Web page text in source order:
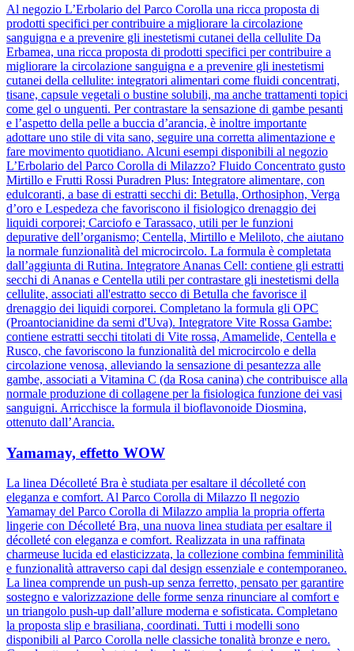
Al negozio L’Erbolario del Parco Corolla una ricca proposta di
prodotti specifici per contribuire a migliorare la circolazione
sanguigna e a prevenire gli inestetismi cutanei della cellulite Da
Erbamea, una ricca proposta di prodotti specifici per contribuire a
migliorare la circolazione sanguigna e a prevenire gli inestetismi
cutanei della cellulite: integratori alimentari come fluidi concentrati,
tisane, capsule vegetali o bustine solubili, ma anche trattamenti topici
come gel o unguenti. Per contrastare la sensazione di gambe pesanti
e l’aspetto della pelle a buccia d’arancia, è inoltre importante
adottare uno stile di vita sano, seguire una corretta alimentazione e
fare movimento quotidiano. Alcuni esempi disponibili al negozio
L’Erbolario del Parco Corolla di Milazzo? Fluido Concentrato gusto
Mirtillo e Frutti Rossi Puradren Plus: Integratore alimentare, con
edulcoranti, a base di estratti secchi di: Betulla, Orthosiphon, Verga
d’oro e Lespedeza che favoriscono il fisiologico drenaggio dei
liquidi corporei; Carciofo e Tarassaco, utili per le funzioni
depurative dell’organismo; Centella, Mirtillo e Meliloto, che aiutano
la normale funzionalità del microcircolo. La formula è completata
dall’aggiunta di Rutina. Integratore Ananas Cell: contiene gli estratti
secchi di Ananas e Centella utili per contrastare gli inestetismi della
cellulite, associati all'estratto secco di Betulla che favorisce il
drenaggio dei liquidi corporei. Completano la formula gli OPC
(Proantocianidine da semi d'Uva). Integratore Vite Rossa Gambe:
contiene estratti secchi titolati di Vite rossa, Amamelide, Centella e
Rusco, che favoriscono la funzionalità del microcircolo e della
circolazione venosa, alleviando la sensazione di pesantezza alle
gambe, associati a Vitamina C (da Rosa canina) che contribuisce alla
normale produzione di collagene per la fisiologica funzione dei vasi
sanguigni. Arricchisce la formula il bioflavonoide Diosmina,
ottenuto dall’Arancia.
Yamamay, effetto WOW
La linea Décolleté Bra è studiata per esaltare il décolleté con
eleganza e comfort. Al Parco Corolla di Milazzo Il negozio
Yamamay del Parco Corolla di Milazzo amplia la propria offerta
lingerie con Décolleté Bra, una nuova linea studiata per esaltare il
décolleté con eleganza e comfort. Realizzata in una raffinata
charmeuse lucida ed elasticizzata, la collezione combina femminilità
e funzionalità attraverso capi dal design essenziale e contemporaneo.
La linea comprende un push-up senza ferretto, pensato per garantire
sostegno e valorizzazione delle forme senza rinunciare al comfort e
un triangolo push-up dall’allure moderna e sofisticata. Completano
la proposta slip e brasiliana, coordinati. Tutti i modelli sono
disponibili al Parco Corolla nelle classiche tonalità bronze e nero.